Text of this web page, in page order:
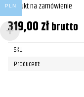
Produkt na zamówienie
319,00złbrutto
SKU:
Producent:
PLN